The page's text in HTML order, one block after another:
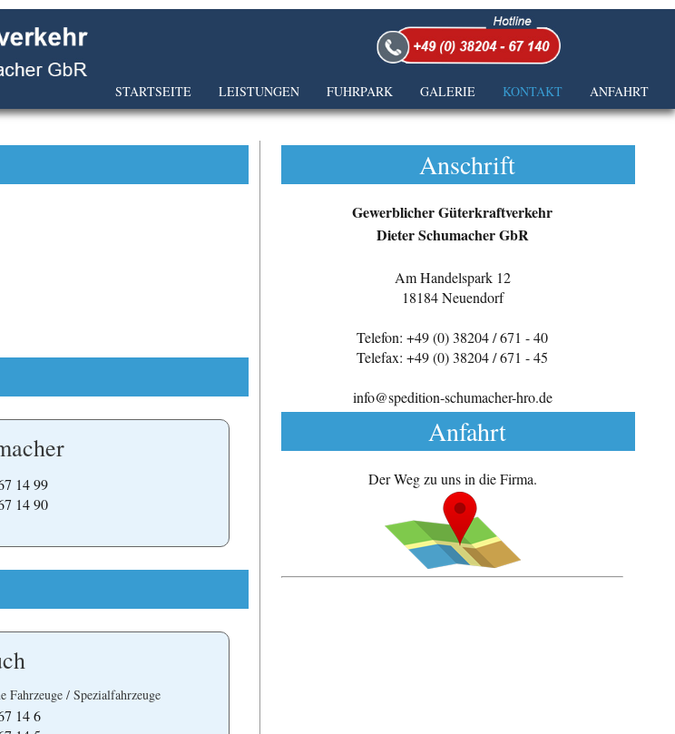
STARTSEITE LEISTUNGEN FUHRPARK GALERIE KONTAKT ANFAHRT
14 99
14 90
Fahrzeuge / Spezialfahrzeuge
14 6
Anschrift
Gewerblicher Güterkraftverkehr
Dieter Schumacher GbR
Am Handelspark 12
18184 Neuendorf
Telefon: +49 (0) 38204 / 671 - 40
Telefax: +49 (0) 38204 / 671 - 45
info@spedition-schumacher-hro.de
Anfahrt
Der Weg zu uns in die Firma.